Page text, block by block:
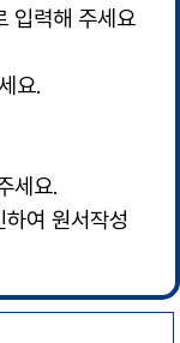
입력해 주세요
요.
세요.
여 원서작성